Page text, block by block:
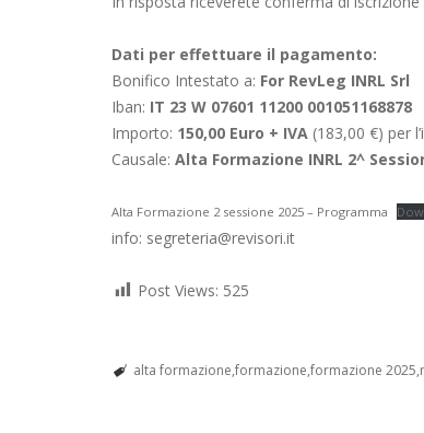
Dati per effettuare il pagamento:
Bonifico Intestato a: For RevLeg INRL Srl
Iban: IT 23 W 07601 11200 001051168878
Importo: 150,00 Euro + IVA (183,00 €) per
Causale: Alta Formazione INRL 2^
Alta Formazione 2 sessione 2025 – Programma
info: segreteria@revisori.it
Post Views: 525
alta formazione formazione formazione 2025